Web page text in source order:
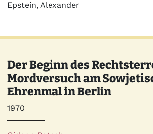
Epstein, Alexander
Der Beginn des
Mordversuch am
Ehrenmal in Berlin
Jahr
1970